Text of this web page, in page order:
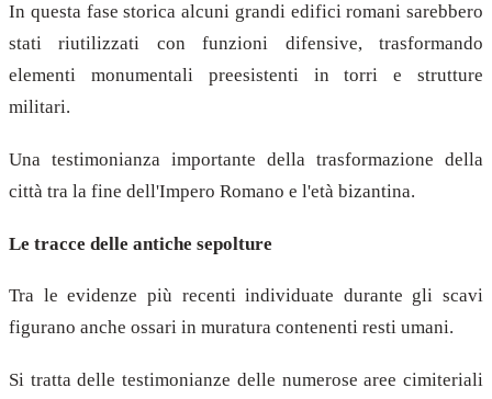
In questa fase storica alcuni grandi edifici romani sarebbero
stati riutilizzati con funzioni difensive, trasformando
elementi monumentali preesistenti in torri e strutture
militari.
Una testimonianza importante della trasformazione della
città tra la fine dell'Impero Romano e l'età bizantina.
Le tracce delle antiche sepolture
Tra le evidenze più recenti individuate durante gli scavi
figurano anche ossari in muratura contenenti resti umani.
Si tratta delle testimonianze delle numerose aree cimiteriali